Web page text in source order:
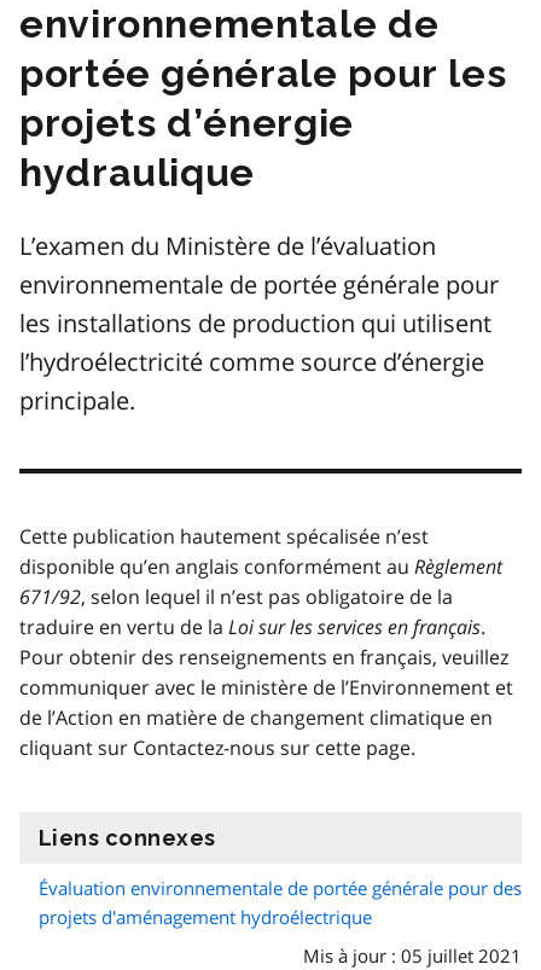
environnementale de
portée générale pour les
projets d’énergie
hydraulique
L’examen du Ministère de l’évaluation
environnementale de portée générale pour
les installations de production qui utilisent
l’hydroélectricité comme source d’énergie
principale.
Cette publication hautement spécalisée n’est
disponible qu’en anglais conformément au Règlement
671/92, selon lequel il n’est pas obligatoire de la
traduire en vertu de la Loi sur les services en français.
Pour obtenir des renseignements en français, veuillez
communiquer avec le ministère de l’Environnement et
de l’Action en matière de changement climatique en
cliquant sur Contactez-nous sur cette page.
Liens connexes
Évaluation environnementale de portée générale pour des
projets d'aménagement hydroélectrique
Mis à jour : 05 juillet 2021